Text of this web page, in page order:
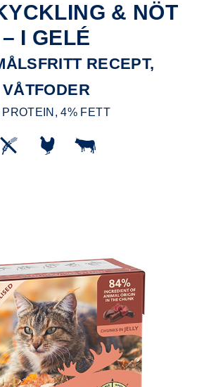
& NÖT
– I GELÉ
RECEPT,
VÅTFODER
PROTEIN, 4% FETT